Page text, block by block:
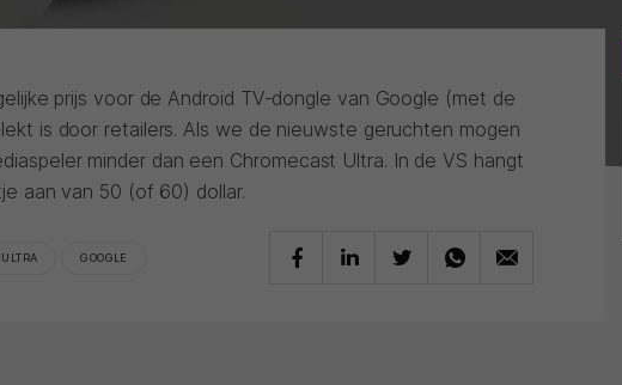
prijs voor de Android TV-dongle van Google (met de
is door retailers. Als we de nieuwste geruchten mogen
minder dan een Chromecast Ultra. In de VS hangt
aan van 50 (of 60) dollar.
GOOGLE